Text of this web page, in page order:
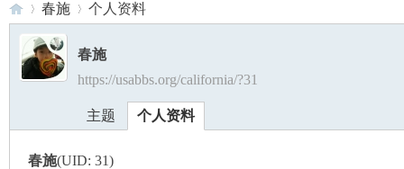
美›
春施 个人资料
春施
https://usabbs.org/california/?31
主题 个人资料
春施(UID: 31)